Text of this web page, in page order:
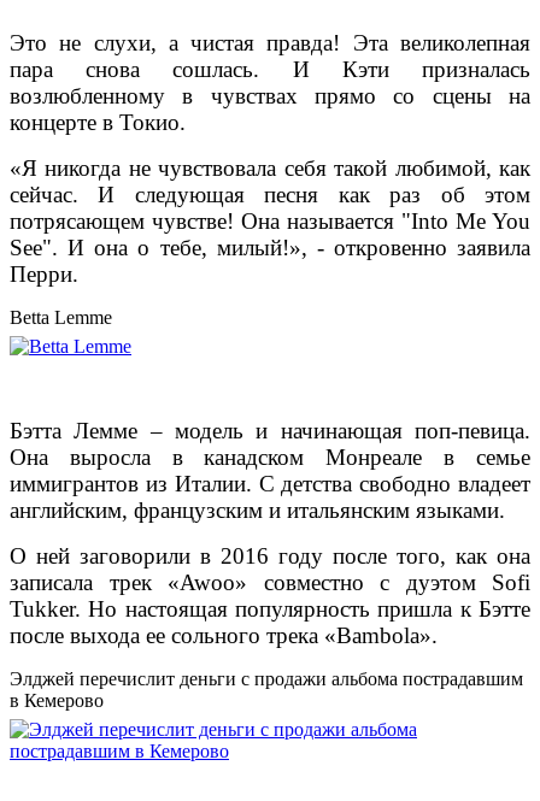
Это не слухи, а чистая правда! Эта великолепная
пара снова сошлась. И Кэти призналась
возлюбленному в чувствах прямо со сцены на
концерте в Токио.
«Я никогда не чувствовала себя такой любимой, как
сейчас. И следующая песня как раз об этом
потрясающем чувстве! Она называется "Into Me You
See". И она о тебе, милый!», - откровенно заявила
Перри.
Betta Lemme
Бэтта Лемме – модель и начинающая поп-певица.
Она выросла в канадском Монреале в семье
иммигрантов из Италии. С детства свободно владеет
английским, французским и итальянским языками.
О ней заговорили в 2016 году после того, как она
записала трек «Awoo» совместно с дуэтом Sofi
Tukker. Но настоящая популярность пришла к Бэтте
после выхода ее сольного трека «Bambola».
Элджей перечислит деньги с продажи альбома пострадавшим
в Кемерово